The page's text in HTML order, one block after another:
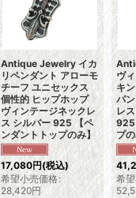
Antique Jewelry イカ
リペンダント アローモ
チーフ ユニセックス
個性的 ヒップホップ
ヴィンテージネックレ
ス シルバー 925 【ペ
ンダントトップのみ】
17,080円(税込)
希望小売価格:
28,420円
ヴ
キ
パ
レ
925
プ
希